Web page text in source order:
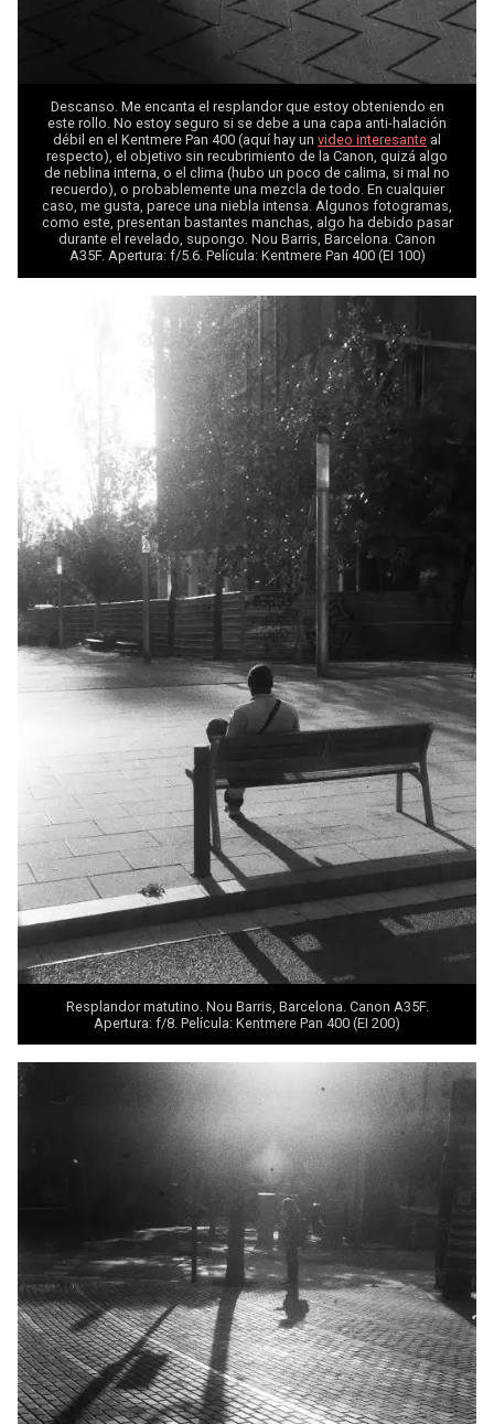
Descanso. Me encanta el resplandor que estoy obteniendo en
este rollo. No estoy seguro si se debe a una capa anti-halación
débil en el Kentmere Pan 400 (aquí hay un video interesante al
respecto), el objetivo sin recubrimiento de la Canon, quizá algo
de neblina interna, o el clima (hubo un poco de calima, si mal no
recuerdo), o probablemente una mezcla de todo. En cualquier
caso, me gusta, parece una niebla intensa. Algunos fotogramas,
como este, presentan bastantes manchas, algo ha debido pasar
durante el revelado, supongo. Nou Barris, Barcelona. Canon
A35F. Apertura: f/5.6. Película: Kentmere Pan 400 (EI 100)
Resplandor matutino. Nou Barris, Barcelona. Canon A35F.
Apertura: f/8. Película: Kentmere Pan 400 (EI 200)